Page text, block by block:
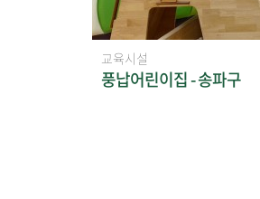
교육시설
풍납어린이집 - 송파구